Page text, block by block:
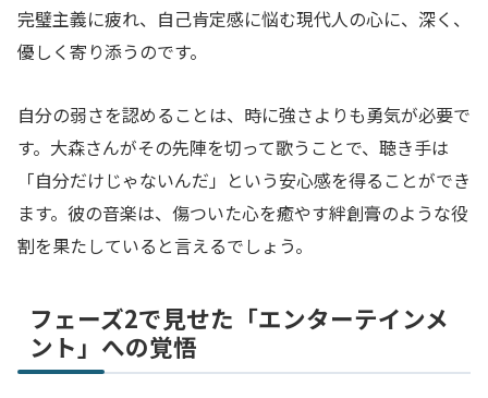
完璧主義に疲れ、自己肯定感に悩む現代人の心に、深く、
優しく寄り添うのです。
自分の弱さを認めることは、時に強さよりも勇気が必要で
す。大森さんがその先陣を切って歌うことで、聴き手は
「自分だけじゃないんだ」という安心感を得ることができ
ます。彼の音楽は、傷ついた心を癒やす絆創膏のような役
割を果たしていると言えるでしょう。
フェーズ2で見せた「エンターテインメ
ント」への覚悟